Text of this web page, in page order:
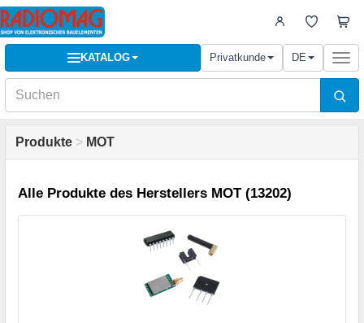
KATALOG Privatkunde DE
Produkte > MOT
Alle Produkte des Herstellers MOT (13202)